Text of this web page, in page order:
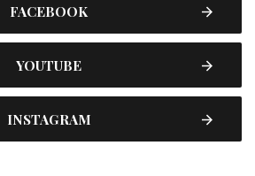
FACEBOOK
YOUTUBE
INSTAGRAM